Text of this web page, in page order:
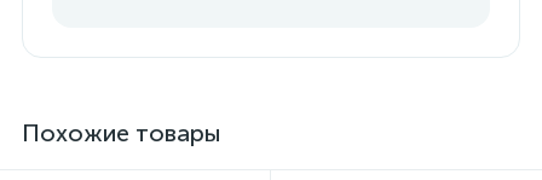
Похожие товары